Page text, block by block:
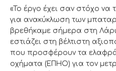
«Το έργο έχει σαν στόχο να
για ανακύκλωση των
βρεθήκαμε σήμερα στη
εστιάζει στη βέλτιστη
που προσφέρουν τα
οχήματα (ΕΠΗΟ) για τον